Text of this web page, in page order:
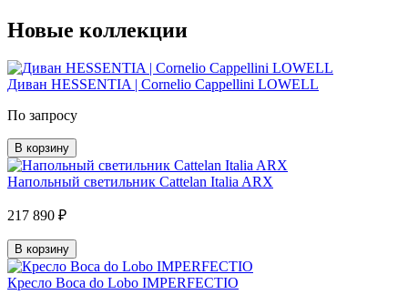
Новые коллекции
Диван HESSENTIA | Cornelio Cappellini LOWELL
По запросу
В корзину
Напольный светильник Cattelan Italia ARX
217 890 ₽
В корзину
Кресло Boca do Lobo IMPERFECTIO